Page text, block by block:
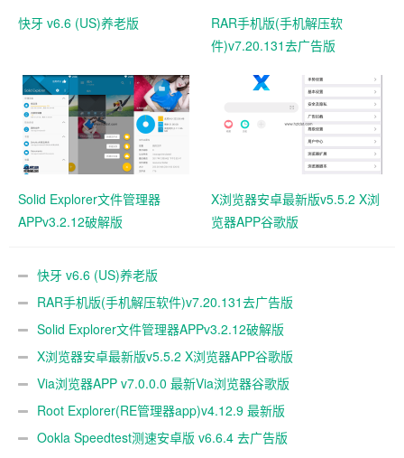
快牙 v6.6 (US)养老版
RAR手机版(手机解压软
件)v7.20.131去广告版
Solid Explorer文件管理器
APPv3.2.12破解版
X浏览器安卓最新版v5.5.2 X浏
览器APP谷歌版
快牙 v6.6 (US)养老版
RAR手机版(手机解压软件)v7.20.131去广告版
Solid Explorer文件管理器APPv3.2.12破解版
X浏览器安卓最新版v5.5.2 X浏览器APP谷歌版
Via浏览器APP v7.0.0.0 最新Via浏览器谷歌版
Root Explorer(RE管理器app)v4.12.9 最新版
Ookla Speedtest测速安卓版 v6.6.4 去广告版